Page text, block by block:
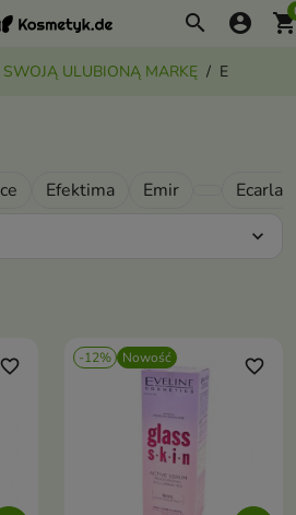
search account_circle
SWOJĄ ULUBIONĄ MARKĘ E
Efektima Emir Ecarla
expand_more
favorite_border -12% Nowość favorite_border